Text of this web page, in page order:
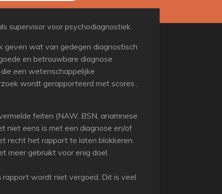
supervisor voor psychodiagnostiek.
geven wat van gedegen diagnostisch
en betrouwbare diagnose
een wetenschappelijke
wordt gerapporteerd met scores ,
feiten (NAW, BSN, anamnese
niet eens is met een diagnose en/of
recht het rapport te laten blokkeren.
meer gebruikt voor enig doel.
rapport wordt niet vergoed. Dit is veel